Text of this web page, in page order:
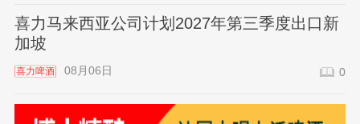
喜力马来西亚公司计划2027年第三季度出口新
加坡
喜力啤酒 08月06日 0